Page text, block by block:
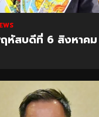
หัสบดีที่ 6 สิงหาค